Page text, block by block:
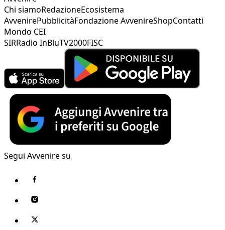
Chi siamoRedazioneEcosistema
AvvenirePubblicitàFondazione AvvenireShopContatti
Mondo CEI
SIRRadio InBluTV2000FISC
Segui Avvenire su